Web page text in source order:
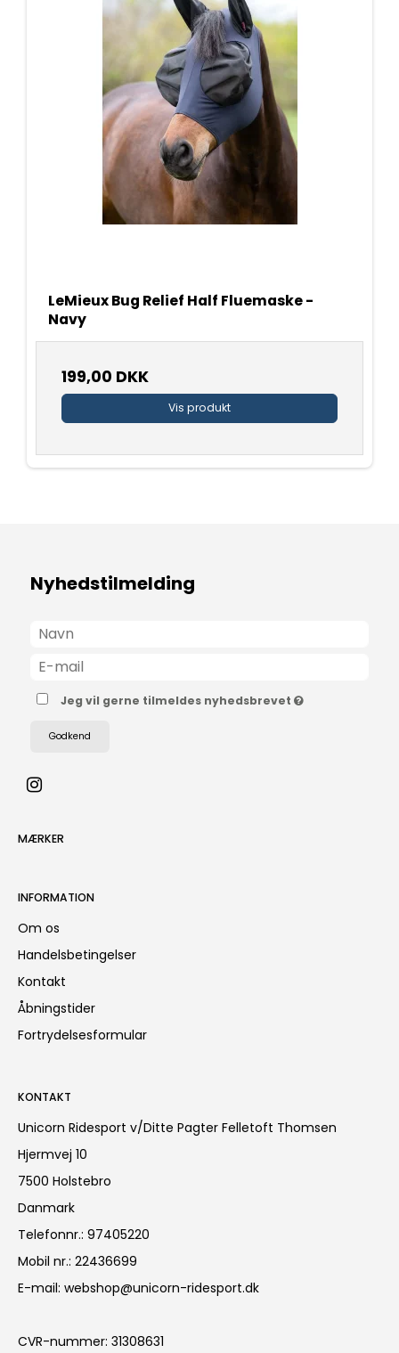
LeMieux Bug Relief Half Fluemaske -
Navy
199,00 DKK
Vis produkt
Nyhedstilmelding
Jeg vil gerne tilmeldes nyhedsbrevet
Godkend
MÆRKER
INFORMATION
Om os
Handelsbetingelser
Kontakt
Åbningstider
Fortrydelsesformular
KONTAKT
Unicorn Ridesport v/Ditte Pagter Felletoft Thomsen
Hjermvej 10
7500 Holstebro
Danmark
Telefonnr.: 97405220
Mobil nr.: 22436699
E-mail: webshop@unicorn-ridesport.dk
CVR-nummer: 31308631